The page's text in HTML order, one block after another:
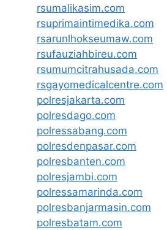
rsumalikasim.com
rsuprimaintimedika.com
rsarunlhokseumaw.com
rsufauziahbireu.com
rsumumcitrahusada.com
rsgayomedicalcentre.com
polresjakarta.com
polresdago.com
polressabang.com
polresdenpasar.com
polresbanten.com
polresjambi.com
polressamarinda.com
polresbanjarmasin.com
polresbatam.com